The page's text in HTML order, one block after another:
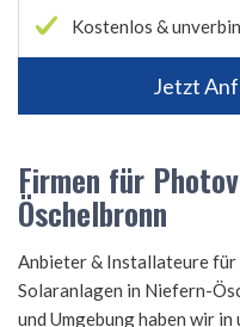
Kostenlos &
Jetzt
Firmen für
Öschelbronn
Anbieter & Installateure für
Solaranlagen in Niefern-
und Umgebung haben wir in